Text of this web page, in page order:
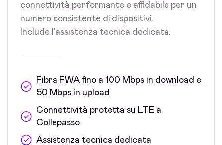
connettività performante e affidabile per un
numero consistente di dispositivi.
Include l'assistenza tecnica dedicata.
Fibra FWA fino a 100 Mbps in download e
50 Mbps in upload
Connettività protetta su LTE a
Collepasso
Assistenza tecnica dedicata